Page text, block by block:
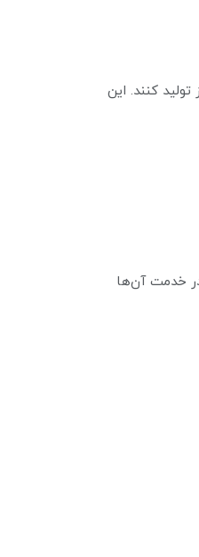
کنند. این
خدمت آن‌ها